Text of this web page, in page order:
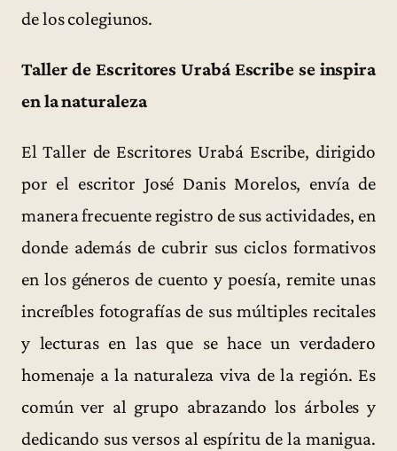
de los colegiunos.
Taller de Escritores Urabá Escribe se inspira
en la naturaleza
El Taller de Escritores Urabá Escribe, dirigido
por el escritor José Danis Morelos, envía de
manera frecuente registro de sus actividades, en
donde además de cubrir sus ciclos formativos
en los géneros de cuento y poesía, remite unas
increíbles fotografías de sus múltiples recitales
y lecturas en las que se hace un verdadero
homenaje a la naturaleza viva de la región. Es
común ver al grupo abrazando los árboles y
dedicando sus versos al espíritu de la manigua.